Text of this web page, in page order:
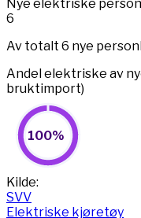
Nye elektriske
6
Av totalt 6 nye
Andel elektriske av
bruktimport)
100%
Pie chart with 2 slices.
View as data table, 100%
100%
End of interactive
Kilde:
SVV
Elektriske kjøretøy